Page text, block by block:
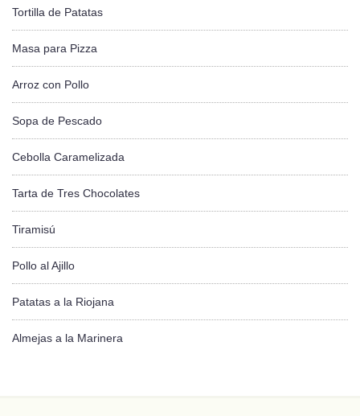
Tortilla de Patatas
Masa para Pizza
Arroz con Pollo
Sopa de Pescado
Cebolla Caramelizada
Tarta de Tres Chocolates
Tiramisú
Pollo al Ajillo
Patatas a la Riojana
Almejas a la Marinera